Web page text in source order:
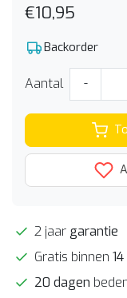
€10,95
Backorder
Aantal -
2 jaar garantie
Gratis binnen
20 dagen